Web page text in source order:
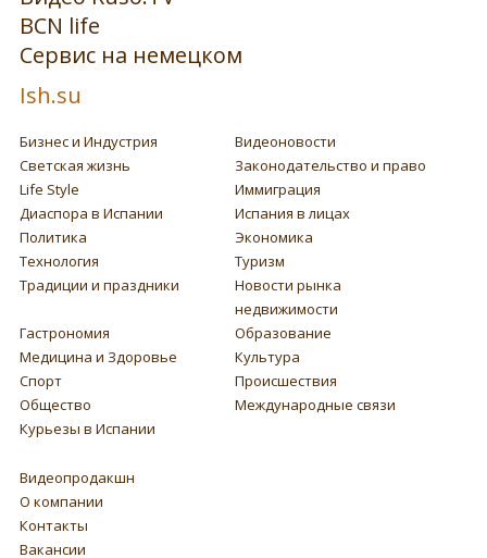
BCN life
Сервис на немецком
Ish.su
Бизнес и Индустрия
Видеоновости
Светская жизнь
Законодательство и право
Life Style
Иммиграция
Диаспора в Испании
Испания в лицах
Политика
Экономика
Технология
Туризм
Традиции и праздники
Новости рынка
недвижимости
Гастрономия
Образование
Медицина и Здоровье
Культура
Спорт
Происшествия
Общество
Международные связи
Курьезы в Испании
Видеопродакшн
О компании
Контакты
Вакансии